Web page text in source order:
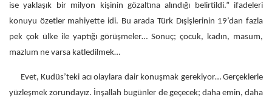
ise yaklaşık bir milyon kişinin gözaltına alındığı belirtildi.” ifadeleri
konuyu özetler mahiyette idi. Bu arada Türk Dışişlerinin 19’dan fazla
pek çok ülke ile yaptığı görüşmeler… Sonuç; çocuk, kadın, masum,
mazlum ne varsa katledilmek…
Evet, Kudüs’teki acı olaylara dair konuşmak gerekiyor… Gerçeklerle
yüzleşmek zorundayız. İnşallah bugünler de geçecek; daha emin, daha